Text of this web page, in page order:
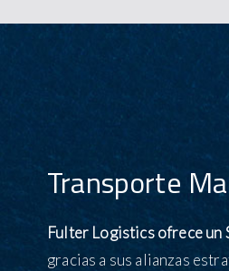
Transporte
Fulter Logistics ofrece
gracias a sus alianzas